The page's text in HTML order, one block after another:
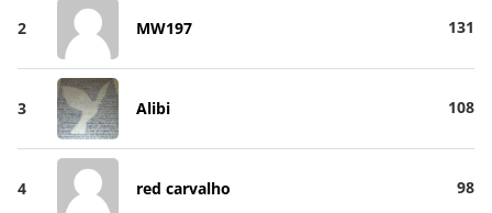
2 MW197 131
3 Alibi 108
4 red carvalho 98